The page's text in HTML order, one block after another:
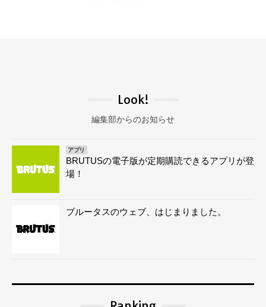
Look!
編集部からのお知らせ
アプリ
BRUTUSの電子版が定期購読できるアプリが登
場！
ブルータスのウェブ、はじまりました。